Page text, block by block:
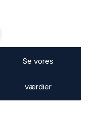
Se vores
værdier